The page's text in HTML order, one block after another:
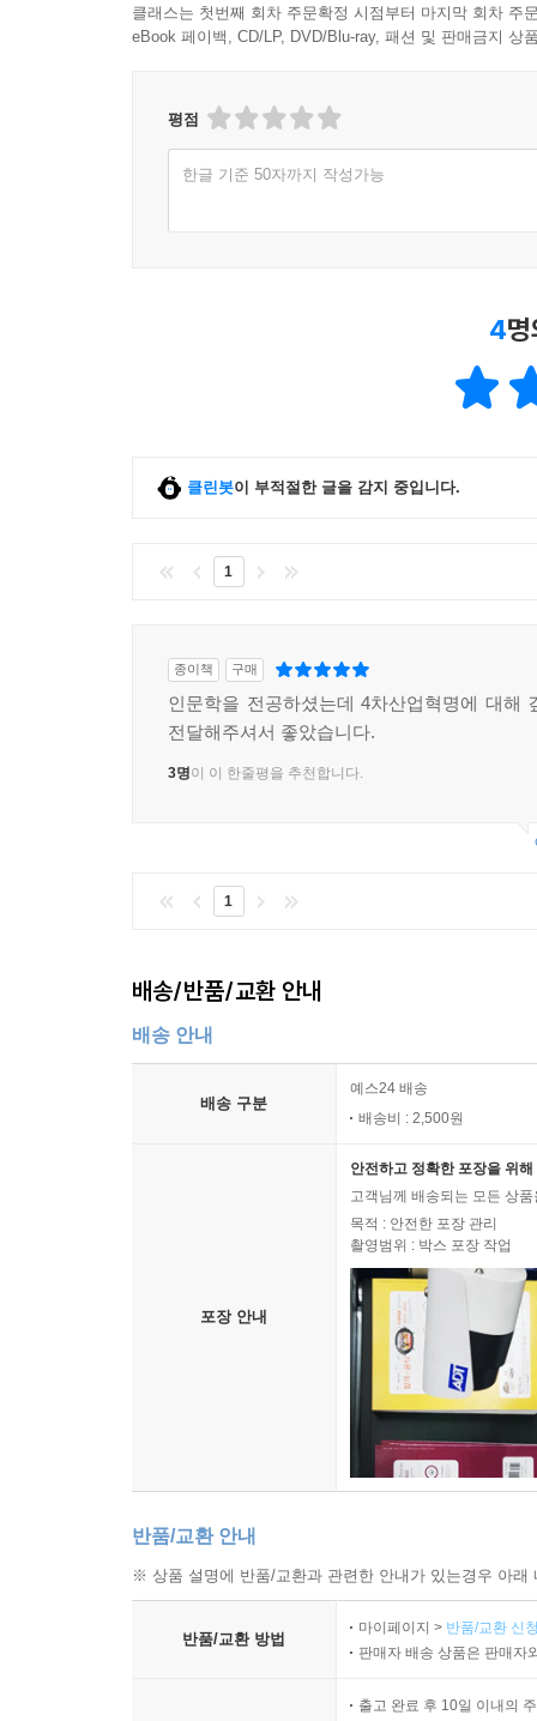
클래스는 첫번째 회차 주문확정 시점부터 마지막 회차 주
eBook 페이백, CD/LP, DVD/Blu-ray, 패션 및 판매금지 상
평점
한글 기준 50자까지 작성가능
4
클린봇이 부적절한 글을 감지 중입니다.
1
종이책 구매
인문학을 전공하셨는데 4차산업혁명에 대해
전달해주셔서 좋았습니다.
3명이 이 한줄평을 추천합니다.
1
배송/반품/교환 안내
배송 안내
배송 구분
예스24 배송
배송비 : 2,500원
포장 안내
안전하고 정확한 포장을 위
고객님께 배송되는 모든 상
목적 : 안전한 포장 관리
촬영범위 : 박스 포장 작업
반품/교환 안내
※ 상품 설명에 반품/교환과 관련한 안내가 있는경우 아
반품/교환 방법
마이페이지 > 반품/교환 신
판매자 배송 상품은 판매자
출고 완료 후 10일 이내의